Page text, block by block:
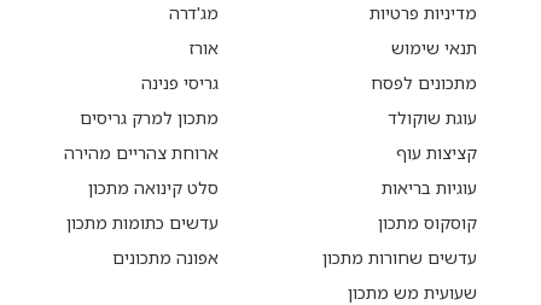
מדיניות פרטיות
תנאי שימוש
מתכונים לפסח
עוגת שוקולד
קציצות עוף
עוגיות בריאות
קוסקוס מתכון
עדשים שחורות מתכון
שעועית מש מתכון
מג'דרה
אורז
גריסי פנינה
מתכון למרק גריסים
ארוחת צהריים מהירה
סלט קינואה מתכון
עדשים כתומות מתכון
אפונה מתכונים